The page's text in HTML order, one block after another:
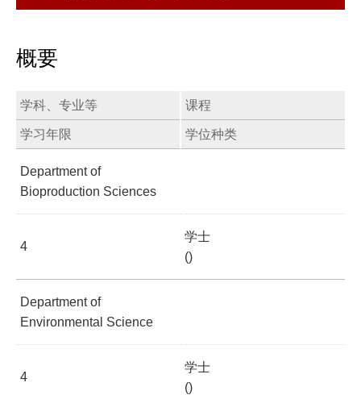
概要
学科、专业等 课程
学习年限 学位种类
Department of
Bioproduction Sciences
4
学士
()
Department of
Environmental Science
4
学士
()